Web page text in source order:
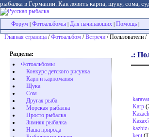
рыбалка в Германии. Как ловить карпа, щуку, сома,
Форум Фотоальбомы Для начинающих Помощь
Главная страница /Фотоальбом /Встречи / Пользователи /
Разделы:
Фотоальбомы
Конкурс детского рисунка
Карп и карпомания
Щука
Сом
Другая рыба
Морская рыбалка
Просто рыбалка
Зимняя рыбалка
Наша природа
.:
Karp
Kazach
kazbiz
kent